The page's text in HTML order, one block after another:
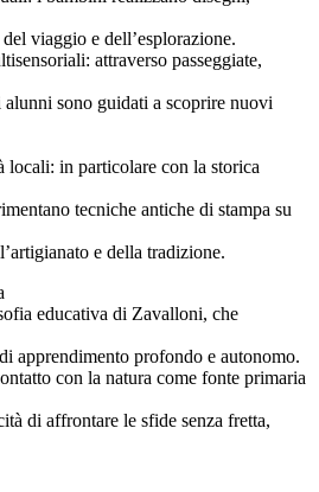
viaggio e dell’esplorazione.
attraverso passeggiate,
sono guidati a scoprire nuovi
locali: in particolare con la storica
tecniche antiche di stampa su
e della tradizione.
educativa di Zavalloni, che
apprendimento profondo e autonomo.
con la natura come fonte primaria
di affrontare le sfide senza fretta,